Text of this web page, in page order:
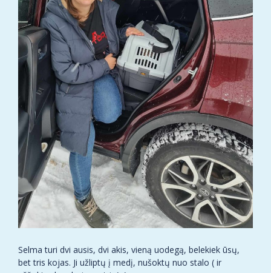
Selma turi dvi ausis, dvi akis, vieną uodegą, belekiek ūsų,
bet tris kojas. Ji užliptų į medį, nušoktų nuo stalo ( ir